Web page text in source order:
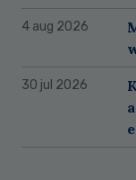
4 aug 2026
30 jul 2026